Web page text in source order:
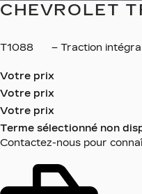
CHEVROLET
T1088 – Traction
Votre prix
Votre prix
Votre prix
Terme sélectionné non
Contactez-nous pour